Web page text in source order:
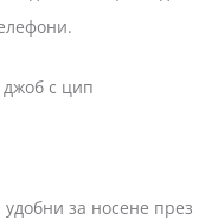
с цип
за носене през